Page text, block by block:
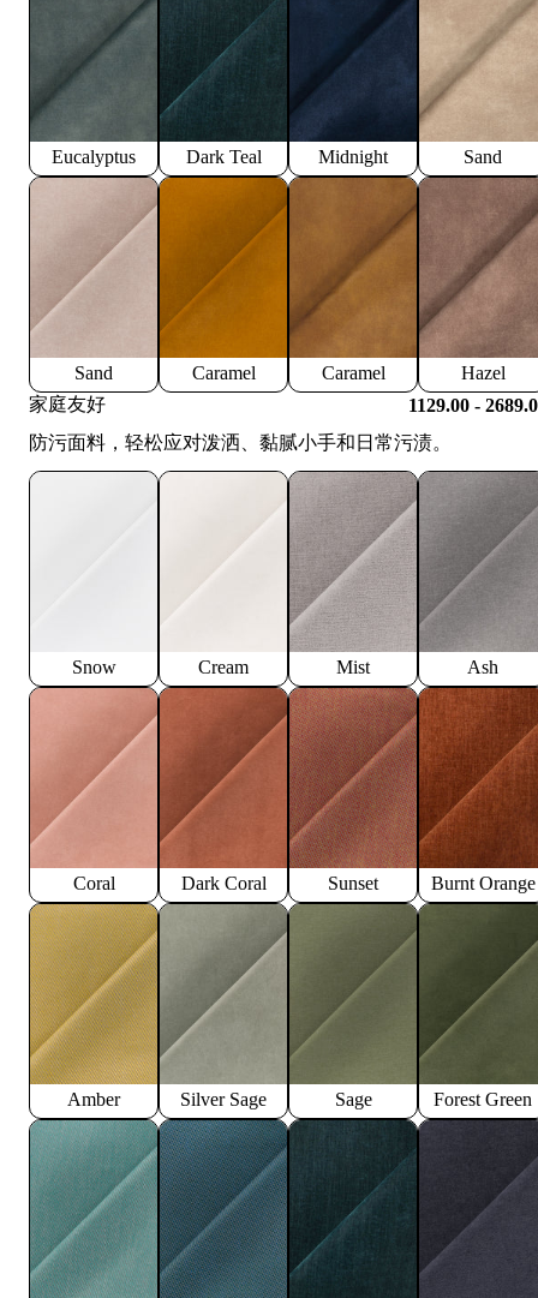
Eucalyptus Dark Teal Midnight Sand
Sand Caramel Caramel
Hazel
家庭友好
1129.00 -
防污面料，轻松应对泼洒、黏腻小手和日常污渍。
Snow Cream Mist Ash
Coral Dark Coral Sunset Burnt Orange
Amber Silver Sage Sage Forest Green